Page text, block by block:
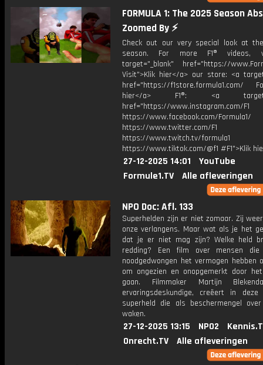
FORMULA 1: The 2025 Season
Zoomed By ⚡️
Check out our very special look at
season. For more F1® videos,
target="_blank" href="https://
Visit">Klik hier</a> our store: <a
href="https://f1store.formula1.com/
hier</a> F1®: <a
href="https://www.instagram.com/F1
https://www.facebook.com/Formula1/
https://www.twitter.com/F1
https://www.twitch.tv/formula1
https://www.tiktok.com/@f1 #F1">Klik
27-12-2025 14:01
YouTube
Formule1.TV
Alle afleveringen
NPO Doc: Afl. 133
Superhelden zijn er niet zomaar. Zij
onze verlangens. Maar wat als je het
dat je er niet mag zijn? Welke held
redding? Een film over mensen
noodgedwongen het vermogen hebben
om ongezien en onopgemerkt door
gaan. Filmmaker Martijn
ervaringsdeskundige, creëert in
superheld die als beschermengel
waken.
27-12-2025 13:15 NPO2
Onrecht.TV
Alle afleveringen